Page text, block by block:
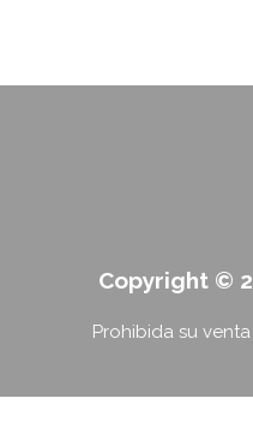
Copyright ©
Prohibida su